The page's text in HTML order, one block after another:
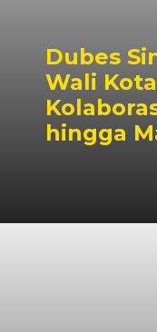
Dubes
Wali
hingga